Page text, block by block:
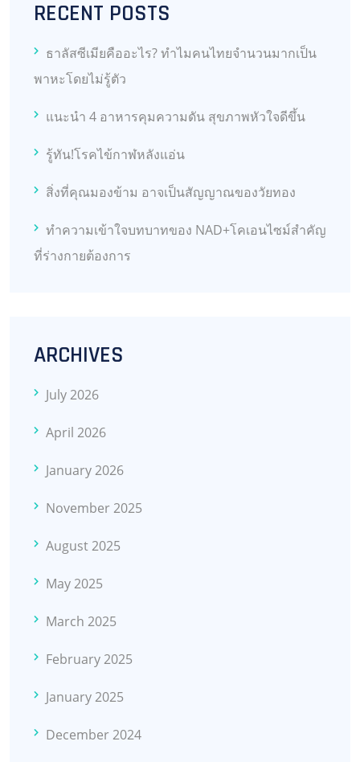
RECENT POSTS
ธาลัสซีเมียคืออะไร? ทำไมคนไทยจำนวนมากเป็น
พาหะโดยไม่รู้ตัว
แนะนำ 4 อาหารคุมความดัน สุขภาพหัวใจดีขึ้น
รู้ทัน!โรคไข้กาฬหลังแอ่น
สิ่งที่คุณมองข้าม อาจเป็นสัญญาณของวัยทอง
ทำความเข้าใจบทบาทของ NAD+โคเอนไซม์สำคัญ
ที่ร่างกายต้องการ
ARCHIVES
July 2026
April 2026
January 2026
November 2025
August 2025
May 2025
March 2025
February 2025
January 2025
December 2024